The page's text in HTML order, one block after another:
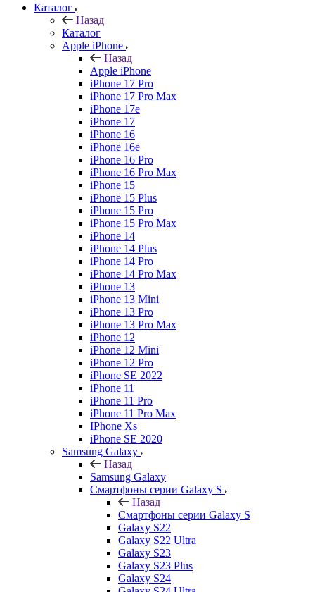
Каталог
Назад
Каталог
Apple iPhone
Назад
Apple iPhone
iPhone 17 Pro
iPhone 17 Pro Max
iPhone 17e
iPhone 17
iPhone 16
iPhone 16e
iPhone 16 Pro
iPhone 16 Pro Max
iPhone 15
iPhone 15 Plus
iPhone 15 Pro
iPhone 15 Pro Max
iPhone 14
iPhone 14 Plus
iPhone 14 Pro
iPhone 14 Pro Max
iPhone 13
iPhone 13 Mini
iPhone 13 Pro
iPhone 13 Pro Max
iPhone 12
iPhone 12 Mini
iPhone 12 Pro
iPhone SE 2022
iPhone 11
iPhone 11 Pro
iPhone 11 Pro Max
IPhone Xs
iPhone SE 2020
Samsung Galaxy
Назад
Samsung Galaxy
Смартфоны серии Galaxy S
Назад
Смартфоны серии Galaxy S
Galaxy S22
Galaxy S22 Ultra
Galaxy S23
Galaxy S23 Plus
Galaxy S24